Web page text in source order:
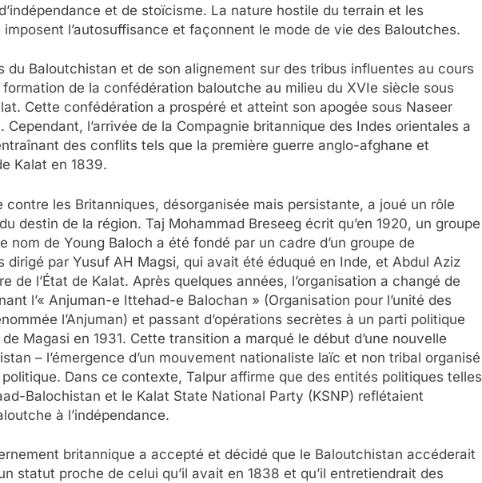
et de stoïcisme. La nature hostile du terrain et les
l’autosuffisance et façonnent le mode de vie des Baloutches.
du Baloutchistan et de son alignement sur des tribus influentes au cours
de la confédération baloutche au milieu du XVIe siècle sous
Cette confédération a prospéré et atteint son apogée sous Naseer
Cependant, l’arrivée de la Compagnie britannique des Indes orientales a
des conflits tels que la première guerre anglo-afghane et
Kalat en 1839.
les Britanniques, désorganisée mais persistante, a joué un rôle
destin de la région. Taj Mohammad Breseeg écrit qu’en 1920, un groupe
nom de Young Baloch a été fondé par un cadre d’un groupe de
dirigé par Yusuf AH Magsi, qui avait été éduqué en Inde, et Abdul Aziz
de l’État de Kalat. Après quelques années, l’organisation a changé de
l’« Anjuman-e Ittehad-e Balochan » (Organisation pour l’unité des
l’Anjuman) et passant d’opérations secrètes à un parti politique
Magasi en 1931. Cette transition a marqué le début d’une nouvelle
– l’émergence d’un mouvement nationaliste laïc et non tribal organisé
politique. Dans ce contexte, Talpur affirme que des entités politiques telles
Balochistan et le Kalat State National Party (KSNP) reflétaient
à l’indépendance.
britannique a accepté et décidé que le Baloutchistan accéderait
statut proche de celui qu’il avait en 1838 et qu’il entretiendrait des